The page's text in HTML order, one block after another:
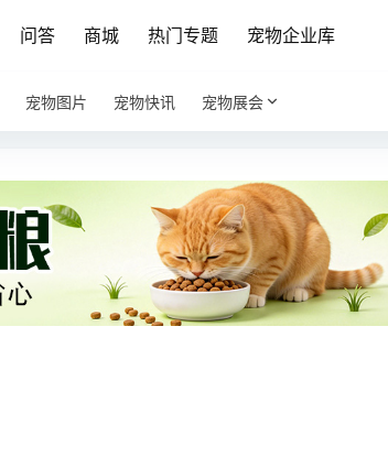
问答 商城 热门专题 宠物企业库
宠物图片 宠物快讯 宠物展会